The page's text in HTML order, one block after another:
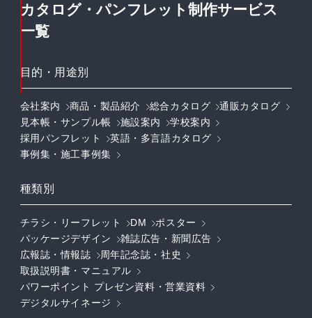
カタログ・パンフレット制作サービス
一覧
目的・用途別
会社案内 商品・製品紹介 総合カタログ
通販カタログ
見本帳・サンプル帳
施設案内
学校案内
採用パンフレット
英語・多言語カタログ
事例集・施工事例集
種類別
チラシ・リーフレット DM
ポスター
パッケージデザイン
雑誌広告・新聞広告
広報誌・情報誌
周年記念誌・社史
取扱説明書・マニュアル
パワーポイント プレゼン資料・営業資料
デジタルサイネージ